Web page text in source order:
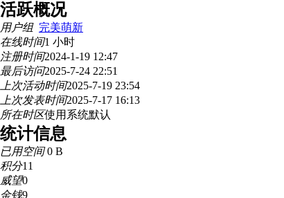
活跃概况
用户组 完美萌新
在线时间1 小时
注册时间2024-1-19 12:47
最后访问2025-7-24 22:51
上次活动时间2025-7-19 23:54
上次发表时间2025-7-17 16:13
所在时区使用系统默认
统计信息
已用空间0 B
积分11
威望0
金钱9